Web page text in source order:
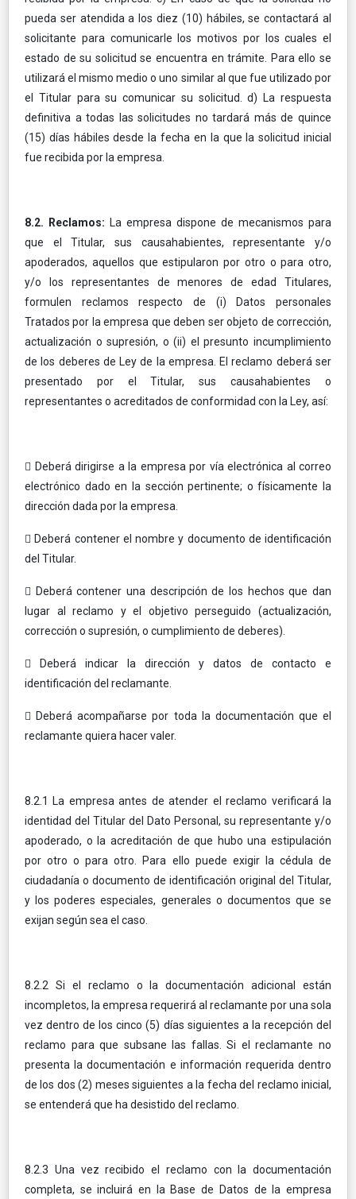
pueda ser atendida a los diez (10) hábiles, se contactará al
solicitante para comunicarle los motivos por los cuales el
estado de su solicitud se encuentra en trámite. Para ello se
utilizará el mismo medio o uno similar al que fue utilizado por
el Titular para su comunicar su solicitud. d) La respuesta
definitiva a todas las solicitudes no tardará más de quince
(15) días hábiles desde la fecha en la que la solicitud inicial
fue recibida por la empresa.
8.2. Reclamos: La empresa dispone de mecanismos para
que el Titular, sus causahabientes, representante y/o
apoderados, aquellos que estipularon por otro o para otro,
y/o los representantes de menores de edad Titulares,
formulen reclamos respecto de (i) Datos personales
Tratados por la empresa que deben ser objeto de corrección,
actualización o supresión, o (ii) el presunto incumplimiento
de los deberes de Ley de la empresa. El reclamo deberá ser
presentado por el Titular, sus causahabientes o
representantes o acreditados de conformidad con la Ley, así:
 Deberá dirigirse a la empresa por vía electrónica al correo
electrónico dado en la sección pertinente; o físicamente la
dirección dada por la empresa.
 Deberá contener el nombre y documento de identificación
del Titular.
 Deberá contener una descripción de los hechos que dan
lugar al reclamo y el objetivo perseguido (actualización,
corrección o supresión, o cumplimiento de deberes).
 Deberá indicar la dirección y datos de contacto e
identificación del reclamante.
 Deberá acompañarse por toda la documentación que el
reclamante quiera hacer valer.
8.2.1 La empresa antes de atender el reclamo verificará la
identidad del Titular del Dato Personal, su representante y/o
apoderado, o la acreditación de que hubo una estipulación
por otro o para otro. Para ello puede exigir la cédula de
ciudadanía o documento de identificación original del Titular,
y los poderes especiales, generales o documentos que se
exijan según sea el caso.
8.2.2 Si el reclamo o la documentación adicional están
incompletos, la empresa requerirá al reclamante por una sola
vez dentro de los cinco (5) días siguientes a la recepción del
reclamo para que subsane las fallas. Si el reclamante no
presenta la documentación e información requerida dentro
de los dos (2) meses siguientes a la fecha del reclamo inicial,
se entenderá que ha desistido del reclamo.
8.2.3 Una vez recibido el reclamo con la documentación
completa, se incluirá en la Base de Datos de la empresa